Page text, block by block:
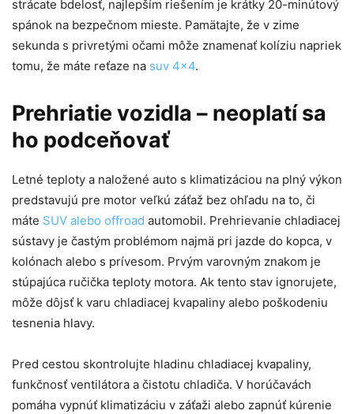
strácate bdelosť, najlepším riešením je krátky 20-minútový
spánok na bezpečnom mieste. Pamätajte, že v zime
sekunda s privretými očami môže znamenať kolíziu napriek
tomu, že máte reťaze na suv 4×4.
Prehriatie vozidla – neoplatí sa
ho podceňovať
Letné teploty a naložené auto s klimatizáciou na plný výkon
predstavujú pre motor veľkú záťaž bez ohľadu na to, či
máte SUV alebo offroad automobil. Prehrievanie chladiacej
sústavy je častým problémom najmä pri jazde do kopca, v
kolónach alebo s prívesom. Prvým varovným znakom je
stúpajúca ručička teploty motora. Ak tento stav ignorujete,
môže dôjsť k varu chladiacej kvapaliny alebo poškodeniu
tesnenia hlavy.
Pred cestou skontrolujte hladinu chladiacej kvapaliny,
funkčnosť ventilátora a čistotu chladiča. V horúčavách
pomáha vypnúť klimatizáciu v záťaži alebo zapnúť kúrenie